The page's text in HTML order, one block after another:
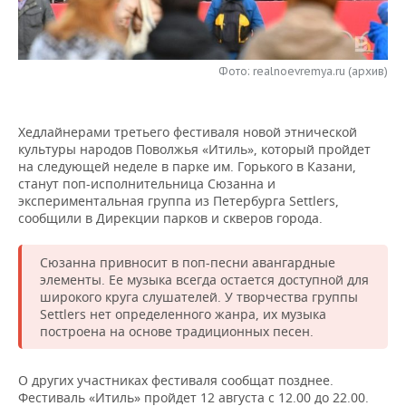
НЕФТЕХИМИЯ
НЕФТЬ
ЭНЕРГЕТИКА
РОЗНИЧНАЯ ТОРГОВЛЯ
НОВОСТИ ТЕХНОЛОГИЙ
ТЕЛЕКОММУНИКАЦИИ
МЕРОПРИЯТИЯ
БИЗНЕС-БРАНЧИ
ONLINE-КОНФЕРЕНЦИИ
ОТКРЫТАЯ ЛЕКЦИЯ
ФУТБОЛ
ХОККЕЙ
БАСКЕТБОЛ
ВОЛЕЙБОЛ
КИБЕРСПОРТ
НОВОСТИ ОБЩЕСТВА
ВЛАСТЬ
ИНФРАСТРУКТУРА
ИСТОРИЯ
КУЛЬТУРА
ФОТОГАЛЕРЕЯ
СЮЖЕТЫ
СПРАВОЧНИК
СПИСОК ПЕРСОН
СПИСОК КОМПАНИЙ
ПОЛНАЯ ВЕРСИЯ
Фото: realnoevremya.ru (архив)
Хедлайнерами третьего фестиваля новой этнической
культуры народов Поволжья «Итиль», который пройдет
на следующей неделе в парке им. Горького в Казани,
станут поп-исполнительница Сюзанна и
экспериментальная группа из Петербурга Settlers,
сообщили в Дирекции парков и скверов города.
Сюзанна привносит в поп-песни авангардные
элементы. Ее музыка всегда остается доступной для
широкого круга слушателей. У творчества группы
Settlers нет определенного жанра, их музыка
построена на основе традиционных песен.
О других участниках фестиваля сообщат позднее.
Фестиваль «Итиль» пройдет 12 августа с 12.00 до 22.00.